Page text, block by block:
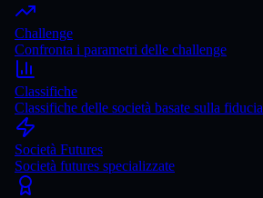
Challenge
Confronta i parametri delle challenge
Classifiche
Classifiche delle società basate sulla fiducia
Società Futures
Società futures specializzate